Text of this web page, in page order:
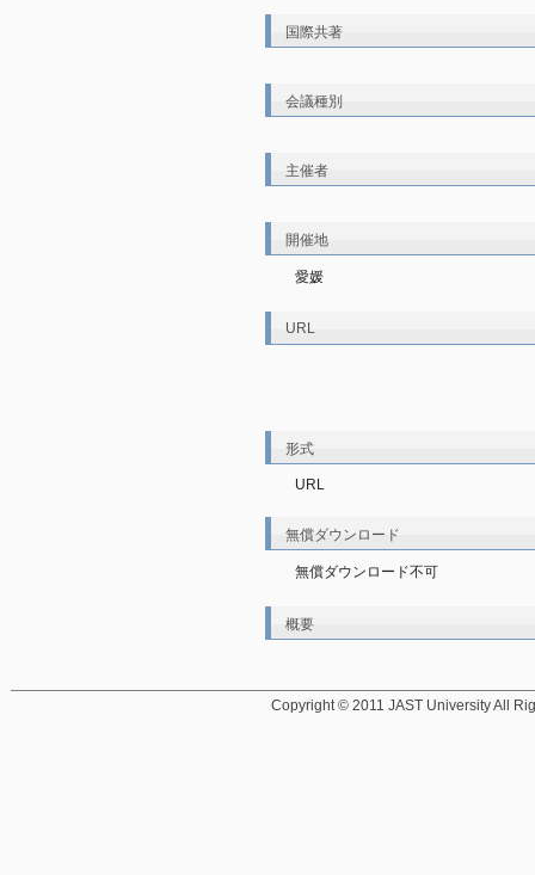
国際共著
会議種別
主催者
開催地
愛媛
URL
形式
URL
無償ダウンロード
無償ダウンロード不可
概要